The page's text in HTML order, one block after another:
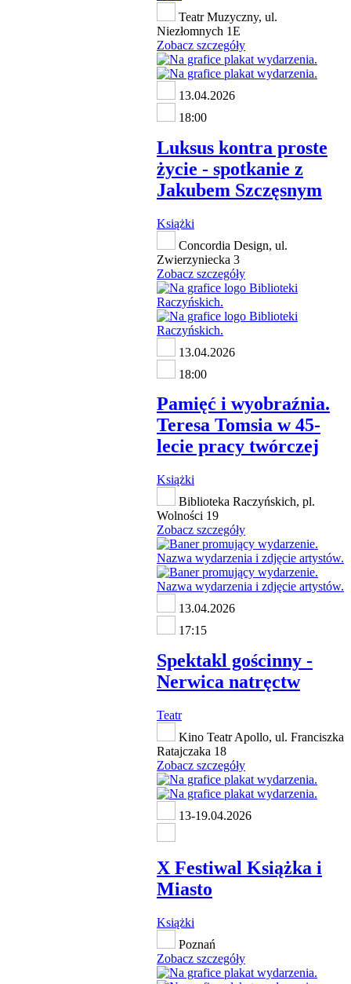
Teatr Muzyczny, ul.
Niezłomnych 1E
Zobacz szczegóły
13.04.2026
18:00
Luksus kontra proste
życie - spotkanie z
Jakubem Szczęsnym
Książki
Concordia Design, ul.
Zwierzyniecka 3
Zobacz szczegóły
13.04.2026
18:00
Pamięć i wyobraźnia.
Teresa Tomsia w 45-
lecie pracy twórczej
Książki
Biblioteka Raczyńskich, pl.
Wolności 19
Zobacz szczegóły
13.04.2026
17:15
Spektakl gościnny -
Nerwica natręctw
Teatr
Kino Teatr Apollo, ul. Franciszka
Ratajczaka 18
Zobacz szczegóły
13-19.04.2026
X Festiwal Książka i
Miasto
Książki
Poznań
Zobacz szczegóły